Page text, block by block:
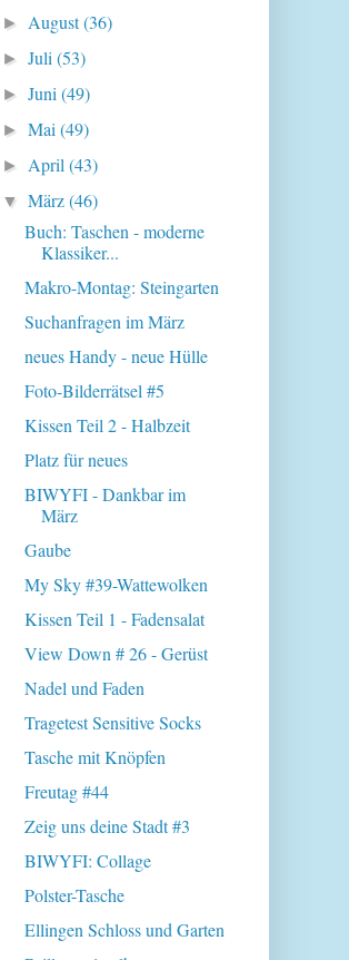
► August(36)
►Juli(53)
►Juni(49)
►Mai(49)
► April(43)
▼März(46)
Buch: Taschen - moderne
Klassiker...
Makro-Montag: Steingarten
Suchanfragen im März
neues Handy - neue Hülle
Foto-Bilderrätsel #5
Kissen Teil 2 - Halbzeit
Platz für neues
BIWYFI - Dankbar im
März
Gaube
My Sky #39-Wattewolken
Kissen Teil 1 - Fadensalat
View Down # 26 - Gerüst
Nadel und Faden
Tragetest Sensitive Socks
Tasche mit Knöpfen
Freutag #44
Zeig uns deine Stadt #3
BIWYFI: Collage
Polster-Tasche
Ellingen Schloss und Garten